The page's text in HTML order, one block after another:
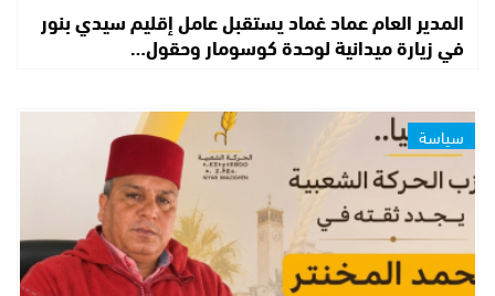
المدير العام عماد غماد يستقبل عامل إقليم سيدي بنور
في زيارة ميدانية لوحدة كوسومار وحقول…
سياسة